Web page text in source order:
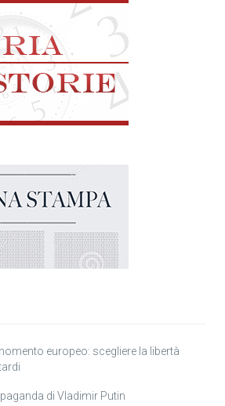
europeo: scegliere la libertà
di Vladimir Putin